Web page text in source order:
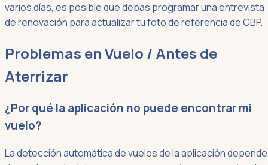
varios días, es posible que debas programar una entrevista
de renovación para actualizar tu foto de referencia de CBP.
Problemas en Vuelo / Antes de
Aterrizar
¿Por qué la aplicación no puede encontrar mi
vuelo?
La detección automática de vuelos de la aplicación depende